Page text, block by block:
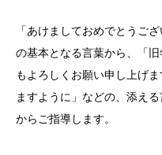
「あけましておめでとうご
の基本となる言葉から、「
もよろしくお願い申し上げ
ますように」などの、添え
からご指導します。